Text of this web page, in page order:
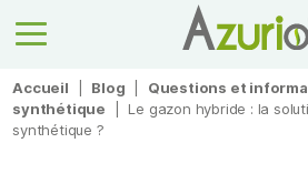
Accueil Blog
Questions et
synthétique
Le gazon hybride : la
synthétique ?